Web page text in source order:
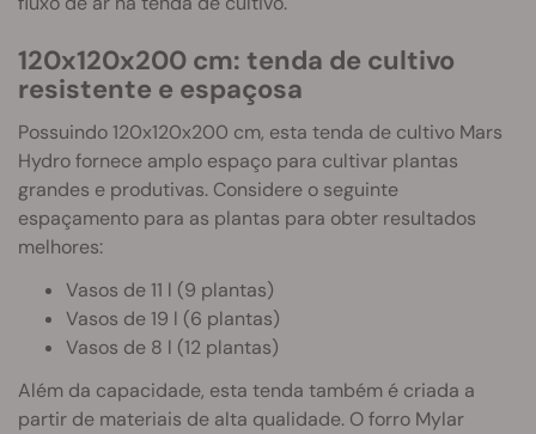
120x120x200 cm: tenda de cultivo
resistente e espaçosa
Possuindo 120x120x200 cm, esta tenda de cultivo Mars
Hydro fornece amplo espaço para cultivar plantas
grandes e produtivas. Considere o seguinte
espaçamento para as plantas para obter resultados
melhores:
Vasos de 11 l (9 plantas)
Vasos de 19 l (6 plantas)
Vasos de 8 l (12 plantas)
Além da capacidade, esta tenda também é criada a
partir de materiais de alta qualidade. O forro Mylar